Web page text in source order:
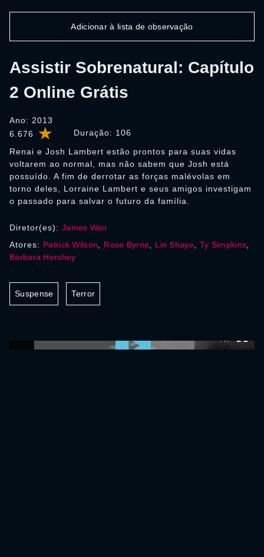
6.676 Duração: 106
Assistir Sobrenatural: Capítulo
2 Online Grátis
Ano: 2013
Renai e Josh Lambert estão prontos para suas vidas
voltarem ao normal, mas não sabem que Josh está
possuído. A fim de derrotar as forças malévolas em
torno deles, Lorraine Lambert e seus amigos investigam
o passado para salvar o futuro da família.
Adicionar à lista de observação
Diretor(es): James Wan
Atores: Patrick Wilson Rose Byrne Lin Shaye, Ty Simpkins
Barbara Hershey
Suspense Terror